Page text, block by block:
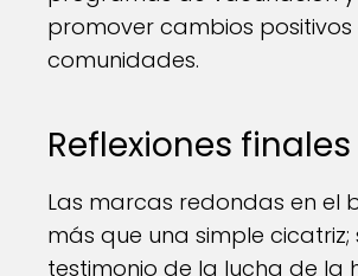
promover cambios positivos
comunidades.
Reflexiones finales
Las marcas redondas en el
más que una simple cicatriz;
testimonio de la lucha de la